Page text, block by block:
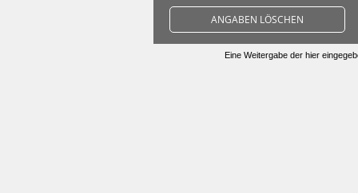
ANGABEN LÖSCHEN
Eine Weitergabe der hier